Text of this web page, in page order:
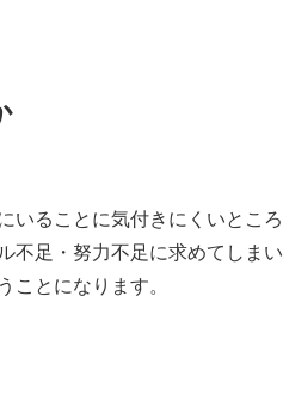
ることに気付きにくいところ
足・努力不足に求めてしまい
とになります。